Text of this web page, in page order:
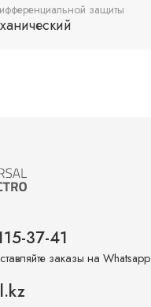
защиты
37-41
заказы на Whatsapp